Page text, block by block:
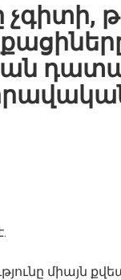
միայն